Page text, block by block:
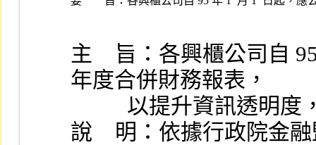
主    旨：各興櫃公司自
年度合併財務報表，
以提升資訊透
說    明：依據行政院金